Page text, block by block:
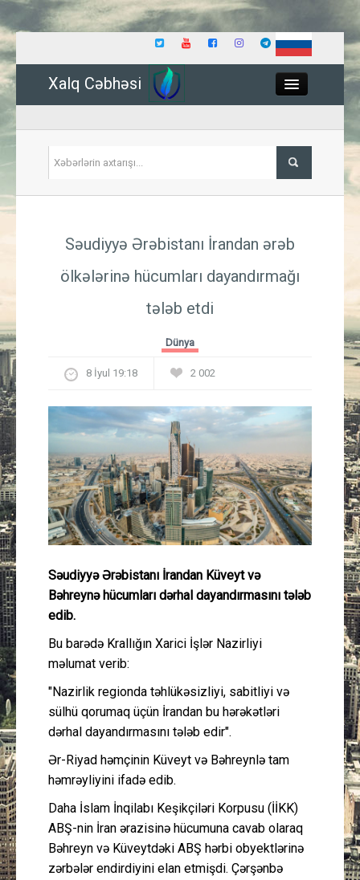
Xalq Cəbhəsi
İqtisadiyyat
Mədəniyyət
Müsahibə
İdman
Layihə
Gündəm
Əlaqə
Səudiyyə Ərəbistanı İrandan ərəb
ölkələrinə hücumları dayandırmağı
tələb etdi
Dünya
8 İyul 19:18 2 002
Səudiyyə Ərəbistanı İrandan Küveyt və
Bəhreynə hücumları dərhal dayandırmasını tələb
edib.
Bu barədə Krallığın Xarici İşlər Nazirliyi
məlumat verib:
"Nazirlik regionda təhlükəsizliyi, sabitliyi və
sülhü qorumaq üçün İrandan bu hərəkətləri
dərhal dayandırmasını tələb edir".
Ər-Riyad həmçinin Küveyt və Bəhreynlə tam
həmrəyliyini ifadə edib.
Daha İslam İnqilabı Keşikçiləri Korpusu (İİKK)
ABŞ-nin İran ərazisinə hücumuna cavab olaraq
Bəhreyn və Küveytdəki ABŞ hərbi obyektlərinə
zərbələr endirdiyini elan etmişdi. Çərşənbə